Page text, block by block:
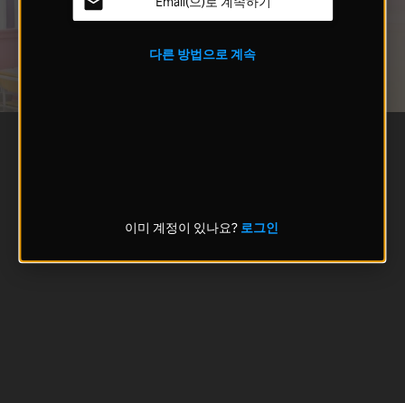
다른 방법으로 계속
이미 계정이 있나요? 로그인